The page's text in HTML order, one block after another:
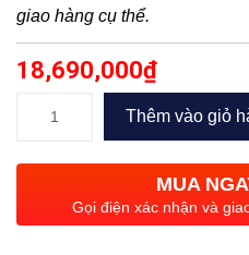
giao hàng cụ thể.
18,690,000₫
giếng
4inch
Thêm vào giỏ
MUA
Gọi điện xác nhận và